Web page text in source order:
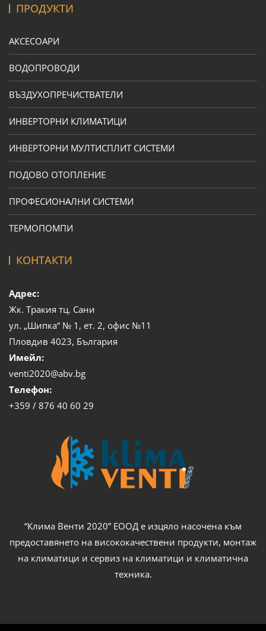
ПРОДУКТИ
АКСЕСОАРИ
ВОДОПРОВОДИ
ВЪЗДУХОПРЕЧИСТВАТЕЛИ
ИНВЕРТОРНИ КЛИМАТИЦИ
ИНВЕРТОРНИ МУЛТИСПЛИТ СИСТЕМИ
ПОДОВО ОТОПЛЕНИЕ
ПРОФЕСИОНАЛНИ СИСТЕМИ
ТЕРМОПОМПИ
КОНТАКТИ
Адрес:
Жк. Тракия тц. Сани
ул. „Шипка“ № 1, ет. 2, офис №11
Пловдив 4023, България
Имейл:
venti2020@abv.bg
Телефон:
+359 / 876 40 60 29
“Клима Венти 2020” ЕООД е изцяло насочена към
предоставянето на висококачествени продукти, монтаж
на климатици и сервиз на климатици и климатична
техника.